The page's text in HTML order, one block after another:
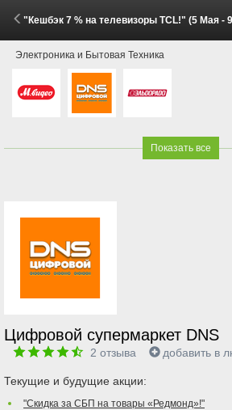
"Кешбэк 7 % на телевизоры TCL!" (5 Мая - 9 Июня
Электроника и Бытовая Техника
Показать все
Цифровой супермаркет DNS
2 отзыва добавить в
Текущие и будущие акции:
"Скидка за СБП на товары «Редмонд»!"